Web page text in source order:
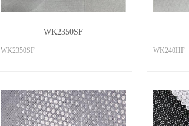
WK2350SF
WK2350SF WK240HF